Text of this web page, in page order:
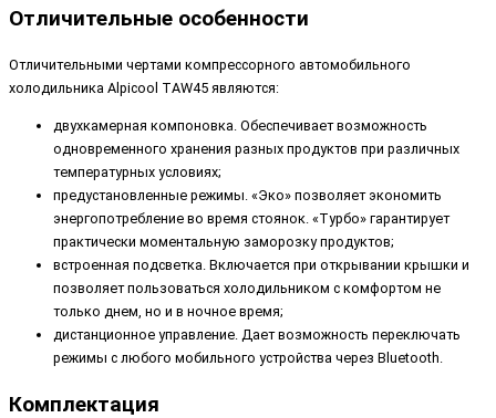
Отличительные особенности
Отличительными чертами компрессорного автомобильного
холодильника Alpicool TAW45 являются:
двухкамерная компоновка. Обеспечивает возможность
одновременного хранения разных продуктов при различных
температурных условиях;
предустановленные режимы. «Эко» позволяет экономить
энергопотребление во время стоянок. «Турбо» гарантирует
практически моментальную заморозку продуктов;
встроенная подсветка. Включается при открывании крышки и
позволяет пользоваться холодильником с комфортом не
только днем, но и в ночное время;
дистанционное управление. Дает возможность переключать
режимы с любого мобильного устройства через Bluetooth.
Комплектация